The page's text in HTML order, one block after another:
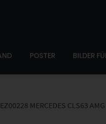
POSTER BILDER
EZ00228 MERCEDES CLS63 AMG